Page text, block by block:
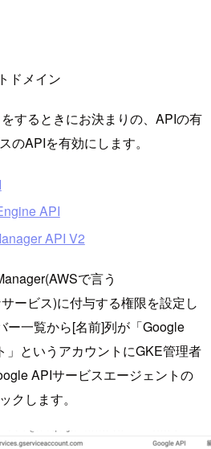
ドメイン
するときにお決まりの、APIの有
のAPIを有効にします。
API
API V2
で言う
ービス)に付与する権限を設定し
ー一覧から[名前]列が「Google
」というアカウントにGKE管理者
APIサービスエージェントの
クします。